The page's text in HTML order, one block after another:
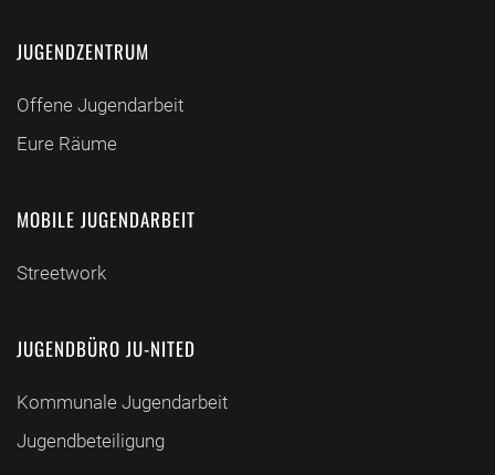
JUGENDZENTRUM
Offene Jugendarbeit
Eure Räume
MOBILE JUGENDARBEIT
Streetwork
JUGENDBÜRO JU-NITED
Kommunale Jugendarbeit
Jugendbeteiligung